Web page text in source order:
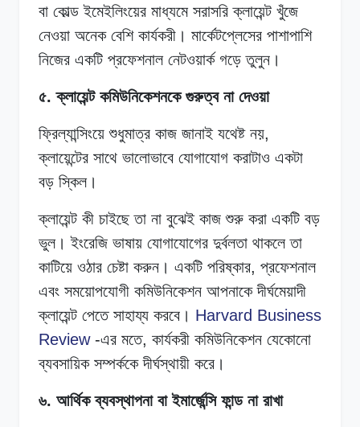
বা কোল্ড ইমেইলিংয়ের মাধ্যমে সরাসরি ক্লায়েন্ট খুঁজে
নেওয়া অনেক বেশি কার্যকরী। মার্কেটপ্লেসের পাশাপাশি
নিজের একটি প্রফেশনাল নেটওয়ার্ক গড়ে তুলুন।
৫. ক্লায়েন্ট কমিউনিকেশনকে গুরুত্ব না দেওয়া
ফ্রিল্যান্সিংয়ে শুধুমাত্র কাজ জানাই যথেষ্ট নয়,
ক্লায়েন্টের সাথে ভালোভাবে যোগাযোগ করাটাও একটা
বড় স্কিল।
ক্লায়েন্ট কী চাইছে তা না বুঝেই কাজ শুরু করা একটি বড়
ভুল। ইংরেজি ভাষায় যোগাযোগের দুর্বলতা থাকলে তা
কাটিয়ে ওঠার চেষ্টা করুন। একটি পরিষ্কার, প্রফেশনাল
এবং সময়োপযোগী কমিউনিকেশন আপনাকে দীর্ঘমেয়াদী
ক্লায়েন্ট পেতে সাহায্য করবে। Harvard Business
Review -এর মতে, কার্যকরী কমিউনিকেশন যেকোনো
ব্যবসায়িক সম্পর্ককে দীর্ঘস্থায়ী করে।
৬. আর্থিক ব্যবস্থাপনা বা ইমার্জেন্সি ফান্ড না রাখা